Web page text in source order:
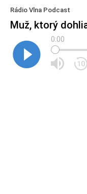
Rádio Vlna Podcast
Muž, ktorý
0:00